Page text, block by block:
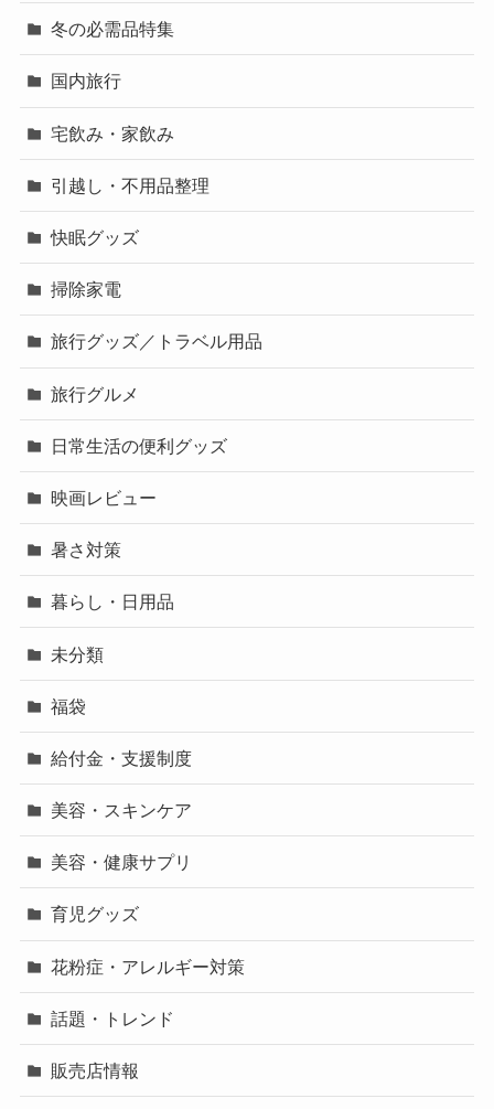
冬の必需品特集
国内旅行
宅飲み・家飲み
引越し・不用品整理
快眠グッズ
掃除家電
旅行グッズ／トラベル用品
旅行グルメ
日常生活の便利グッズ
映画レビュー
暑さ対策
暮らし・日用品
未分類
福袋
給付金・支援制度
美容・スキンケア
美容・健康サプリ
育児グッズ
花粉症・アレルギー対策
話題・トレンド
販売店情報